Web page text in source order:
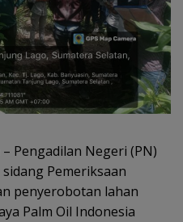
Pengadilan Negeri (PN)
Pemeriksaan
penyerobotan lahan
Palm Oil Indonesia